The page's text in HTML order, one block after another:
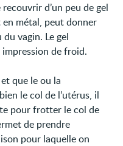
d’un peu de gel
métal, peut donner
vagin. Le gel
de froid.
que le ou la
le col de l’utérus, il
pour frotter le col de
de prendre
pour laquelle on